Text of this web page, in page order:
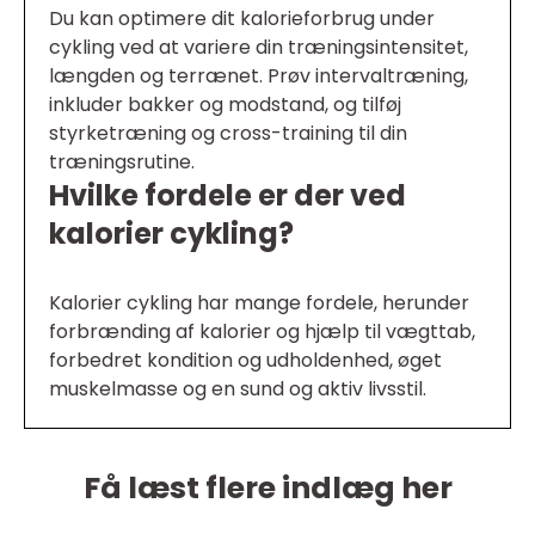
Du kan optimere dit kalorieforbrug under
cykling ved at variere din træningsintensitet,
længden og terrænet. Prøv intervaltræning,
inkluder bakker og modstand, og tilføj
styrketræning og cross-training til din
træningsrutine.
Hvilke fordele er der ved
kalorier cykling?
Kalorier cykling har mange fordele, herunder
forbrænding af kalorier og hjælp til vægttab,
forbedret kondition og udholdenhed, øget
muskelmasse og en sund og aktiv livsstil.
Få læst flere indlæg her